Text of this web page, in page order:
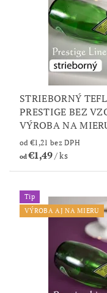
STRIEBORNÝ
PRESTIGE BEZ
VÝROBA NA
od €1,21 bez DPH
od€1,49/ ks
Tip
VÝROBA AJ NA MIERU